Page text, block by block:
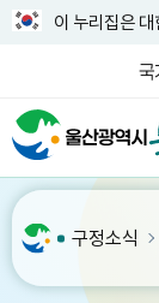
이 누리집은
국
구정소식